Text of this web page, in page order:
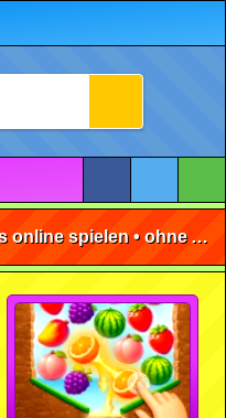
Labor Escape Spiele kostenlos online spielen • ohne Anmeldung 🕹️